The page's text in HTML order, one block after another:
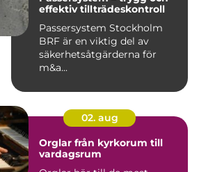
effektiv tillträdeskontroll
Passersystem Stockholm
BRF är en viktig del av
säkerhetsåtgärderna för
m&a...
02. aug
Orglar från kyrkorum till
vardagsrum